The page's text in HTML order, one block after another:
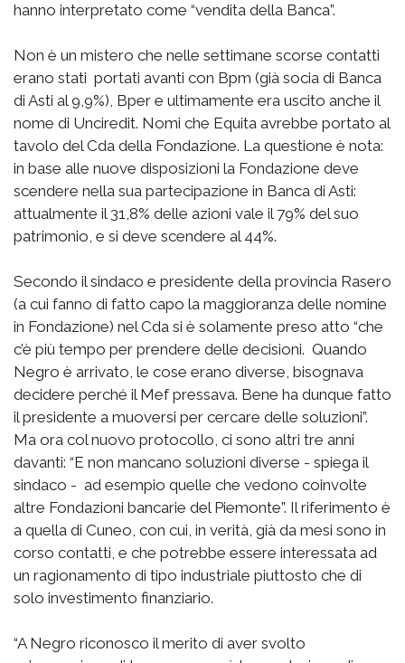
hanno interpretato come “vendita della Banca”.
Non è un mistero che nelle settimane scorse contatti
erano stati portati avanti con Bpm (già socia di Banca
di Asti al 9,9%), Bper e ultimamente era uscito anche il
nome di Unciredit. Nomi che Equita avrebbe portato al
tavolo del Cda della Fondazione. La questione è nota:
in base alle nuove disposizioni la Fondazione deve
scendere nella sua partecipazione in Banca di Asti:
attualmente il 31,8% delle azioni vale il 79% del suo
patrimonio, e si deve scendere al 44%.
Secondo il sindaco e presidente della provincia Rasero
(a cui fanno di fatto capo la maggioranza delle nomine
in Fondazione) nel Cda si è solamente preso atto “che
c’è più tempo per prendere delle decisioni. Quando
Negro è arrivato, le cose erano diverse, bisognava
decidere perché il Mef pressava. Bene ha dunque fatto
il presidente a muoversi per cercare delle soluzioni”.
Ma ora col nuovo protocollo, ci sono altri tre anni
davanti: “E non mancano soluzioni diverse - spiega il
sindaco - ad esempio quelle che vedono coinvolte
altre Fondazioni bancarie del Piemonte”. Il riferimento è
a quella di Cuneo, con cui, in verità, già da mesi sono in
corso contatti, e che potrebbe essere interessata ad
un ragionamento di tipo industriale piuttosto che di
solo investimento finanziario.
“A Negro riconosco il merito di aver svolto